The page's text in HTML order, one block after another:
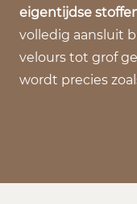
eigentijdse
volledig aansluit
velours tot grof
wordt precies